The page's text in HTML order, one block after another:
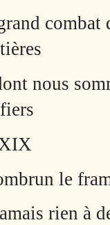
combat
nous
le
rien à